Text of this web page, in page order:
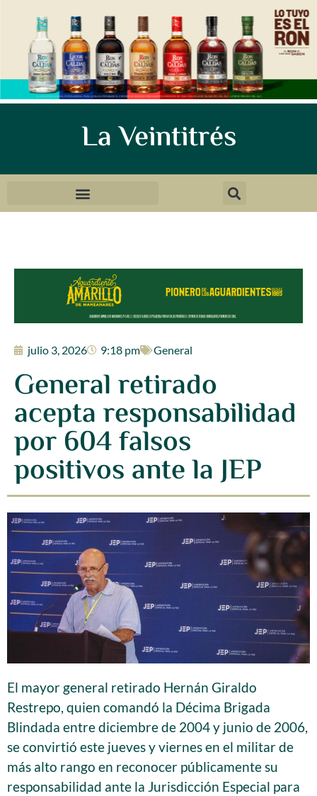
La Veintitrés
julio 3, 2026 9:18 pm General
General retirado
acepta responsabilidad
por 604 falsos
positivos ante la JEP
El mayor general retirado Hernán Giraldo
Restrepo, quien comandó la Décima Brigada
Blindada entre diciembre de 2004 y junio de 2006,
se convirtió este jueves y viernes en el militar de
más alto rango en reconocer públicamente su
responsabilidad ante la Jurisdicción Especial para